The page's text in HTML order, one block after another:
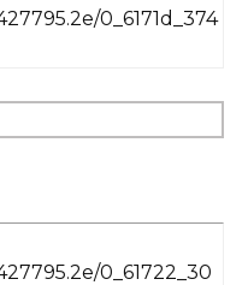
0_6171d_374
0_61722_30